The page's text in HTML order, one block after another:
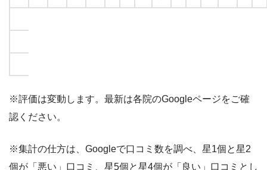
※評価は変動します。最新は各院のGoogleページをご確
認ください。
※集計の仕方は、Googleで口コミ数を調べ、星1個と星2
個が「悪い」口コミ、星5個と星4個が「良い」口コミとし